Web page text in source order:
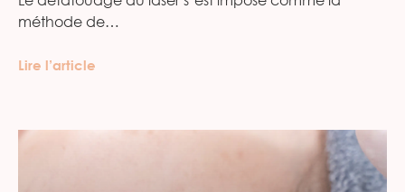
méthode de…
Lire l’article